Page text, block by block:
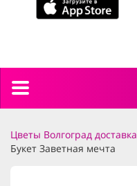
Toggle
Цветы Волгоград доставка
Букет Заветная мечта